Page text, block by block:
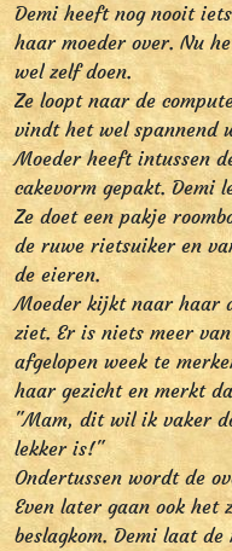
Demi heeft nog nooit
haar moeder over. Nu
wel zelf doen.
Ze loopt naar de
vindt het wel spannend
Moeder heeft intussen
cakevorm gepakt. Demi
Ze doet een pakje
de ruwe rietsuiker en
de eieren.
Moeder kijkt naar haar
ziet. Er is niets meer
afgelopen week te
haar gezicht en merkt
"Mam, dit wil ik vaker
lekker is!"
Ondertussen wordt de
Even later gaan ook het
beslagkom. Demi laat